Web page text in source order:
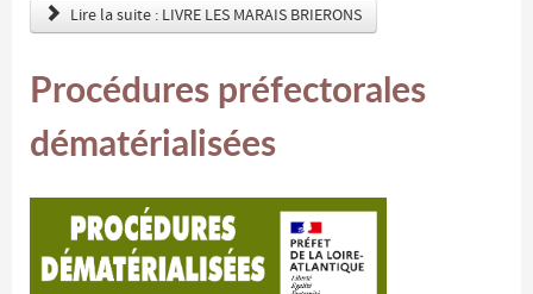
Lire la suite : LIVRE LES MARAIS BRIERONS
Procédures préfectorales
dématérialisées